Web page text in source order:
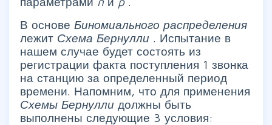
В основе Биномиального распределения
лежит Схема Бернулли . Испытание в
нашем случае будет состоять из
регистрации факта поступления 1 звонка
на станцию за определенный период
времени. Напомним, что для применения
Схемы Бернулли должны быть
выполнены следующие 3 условия: